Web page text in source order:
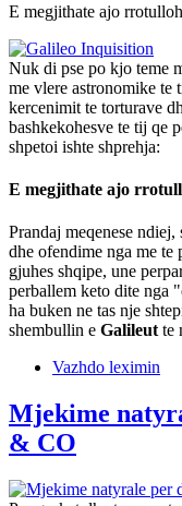
E megjithate ajo
Nuk di pse po kjo teme
me vlere astronomike te
kercenimit te torturave
bashkekohesve te tij qe
shpetoi ishte shprehja:
E megjithate ajo
Prandaj meqenese
dhe ofendime nga me te
gjuhes shqipe, une
perballem keto dite nga
ha buken ne tas nje
shembullin e Galileut te
Vazhdo leximin
Mjekime
& CO